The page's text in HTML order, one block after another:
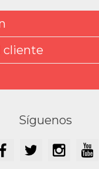
cliente
Síguenos